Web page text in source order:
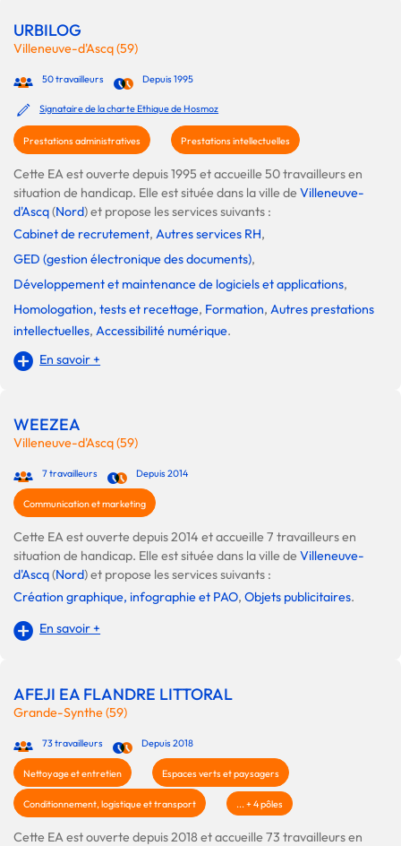
URBILOG
Villeneuve-d'Ascq (59)
50 travailleurs Depuis 1995
Signataire de la charte Ethique de Hosmoz
Prestations administratives Prestations intellectuelles
Cette EA est ouverte depuis 1995 et accueille 50 travailleurs en
situation de handicap. Elle est située dans la ville deVilleneuve-
d'Ascq(Nord) et propose les services suivants :
Cabinet de recrutement, Autres services RH,
GED (gestion électronique des documents),
Développement et maintenance de logiciels et applications,
Homologation, tests et recettage, Formation, Autres prestations
intellectuelles, Accessibilité numérique.
En savoir +
WEEZEA
Villeneuve-d'Ascq (59)
7 travailleurs Depuis 2014
Communication et marketing
Cette EA est ouverte depuis 2014 et accueille 7 travailleurs en
situation de handicap. Elle est située dans la ville deVilleneuve-
d'Ascq(Nord) et propose les services suivants :
Création graphique, infographie et PAO, Objets publicitaires.
En savoir +
AFEJI EA FLANDRE LITTORAL
Grande-Synthe (59)
73 travailleurs Depuis 2018
Nettoyage et entretien Espaces verts et paysagers
Conditionnement, logistique et transport ... + 4 pôles
Cette EA est ouverte depuis 2018 et accueille 73 travailleurs en